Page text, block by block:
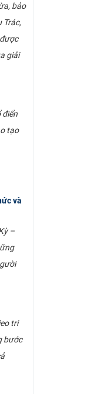
bảo
Trác,
giải
điển
tạo
và
–
tri
bước